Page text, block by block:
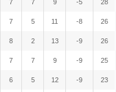
7 7 9 -5 28
7 5 11 -8 26
8 2 13 -9 26
7 7 9 -9 25
6 5 12 -9 23